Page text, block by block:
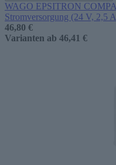
WAGO EPSITRON
Stromversorgung (24 V, 2,5
46,80 €
Varianten ab 46,41 €